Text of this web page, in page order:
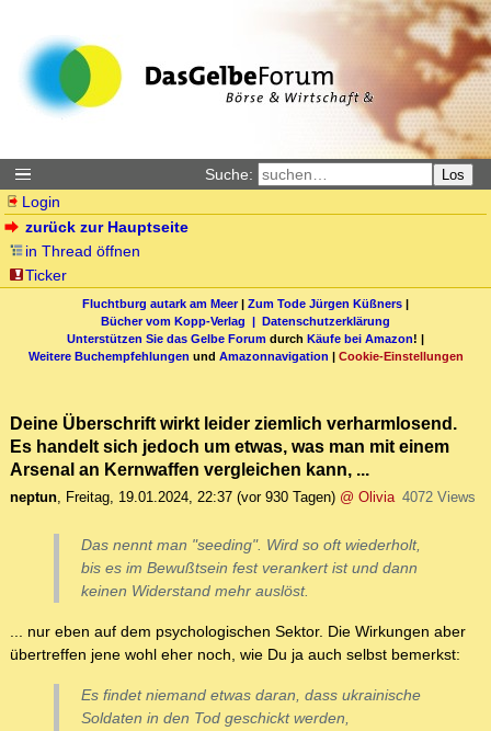
Suche: Los
Login
zurück zur Hauptseite
in Thread öffnen
Ticker
Fluchtburg autark am Meer| Zum Tode Jürgen Küßners |
Bücher vom Kopp-Verlag | Datenschutzerklärung
Unterstützen Sie das Gelbe Forum durch Käufe bei Amazon! |
Weitere Buchempfehlungen und Amazonnavigation | Cookie-Einstellungen
Deine Überschrift wirkt leider ziemlich verharmlosend.
Es handelt sich jedoch um etwas, was man mit einem
Arsenal an Kernwaffen vergleichen kann, ...
neptun, Freitag, 19.01.2024, 22:37 (vor 930 Tagen) @ Olivia 4072 Views
Das nennt man "seeding". Wird so oft wiederholt,
bis es im Bewußtsein fest verankert ist und dann
keinen Widerstand mehr auslöst.
... nur eben auf dem psychologischen Sektor. Die Wirkungen aber
übertreffen jene wohl eher noch, wie Du ja auch selbst bemerkst:
Es findet niemand etwas daran, dass ukrainische
Soldaten in den Tod geschickt werden,